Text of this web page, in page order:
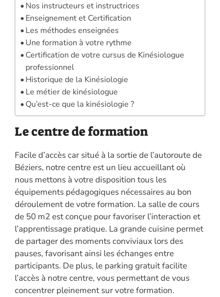
Nos instructeurs et instructrices
Enseignement et Certification
Les méthodes enseignées
Une formation à votre rythme
Certification de votre cursus de Kinésiologue
professionnel
Historique de la Kinésiologie
Le métier de kinésiologue
Qu’est-ce que la kinésiologie ?
Le centre de formation
Facile d’accès car situé à la sortie de l’autoroute de
Béziers, notre centre est un lieu accueillant où
nous mettons à votre disposition tous les
équipements pédagogiques nécessaires au bon
déroulement de votre formation. La salle de cours
de 50 m2 est conçue pour favoriser l’interaction et
l’apprentissage pratique. La grande cuisine permet
de partager des moments conviviaux lors des
pauses, favorisant ainsi les échanges entre
participants. De plus, le parking gratuit facilite
l’accès à notre centre, vous permettant de vous
concentrer pleinement sur votre formation.